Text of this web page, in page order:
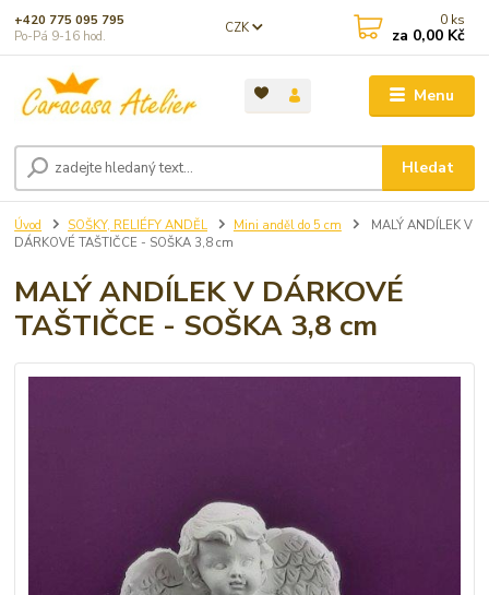
Menu
CZK
Hledat
+420 775 095 795
Po-Pá 9-16 hod.
0 ks
za 0,00 Kč
Úvod SOŠKY, RELIÉFY ANDĚL Mini anděl do 5 cm
MALÝ ANDÍLEK V
DÁRKOVÉ TAŠTIČCE - SOŠKA 3,8 cm
MALÝ ANDÍLEK V DÁRKOVÉ
TAŠTIČCE - SOŠKA 3,8 cm